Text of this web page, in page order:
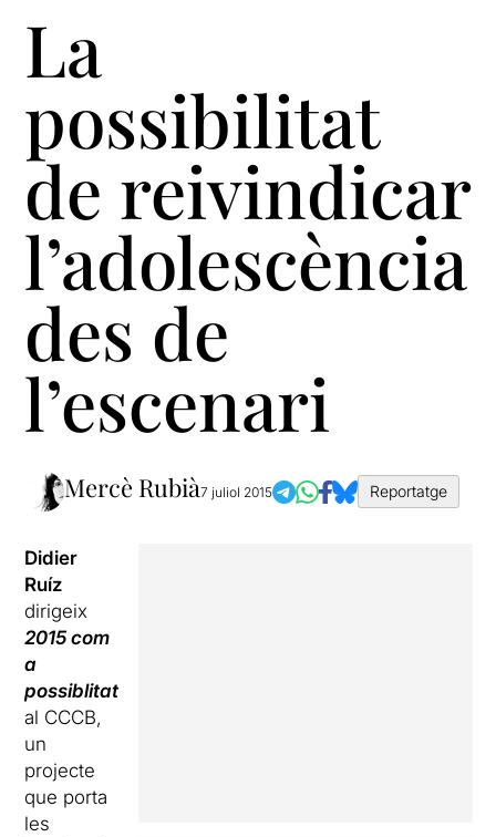
La
possibilitat
de reivindicar
l’adolescència
des de
l’escenari
Mercè Rubià7 juliol 2015 Reportatge
Didier
Ruíz
dirigeix
2015 com
a
possiblitat
al CCCB,
un
projecte
que porta
les